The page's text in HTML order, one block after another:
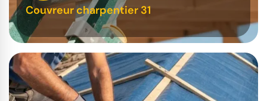
Couvreur charpentier 31